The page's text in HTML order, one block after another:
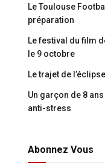
Le Toulouse
préparation
Le festival du film
le 9 octobre
Le trajet de
Un garçon de 8
anti-stress
Abonnez Vous